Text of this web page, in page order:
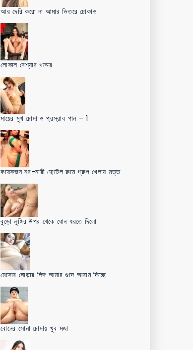
আর দেরি করো না আমার ভিতরে ঢোকাও
লোকাল বেশ্যার খদ্দের
মায়ের মুখ চোদা ও প্রস্রাব পান – 1
কয়েকজন নর-নারী হোটেল রুমে গ্রুপ খেলায় মত্ত
বুড়ো লুঙ্গির উপর থেকে ধোন ধরতে দিলো
মেসোর ঘোড়ার লিঙ্গ আমার গুদে আরাম দিচ্ছে
বোনের সোনা চোদায় খুব মজা